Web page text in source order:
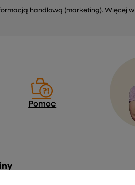
handlową (marketing). Więcej w
Pomoc